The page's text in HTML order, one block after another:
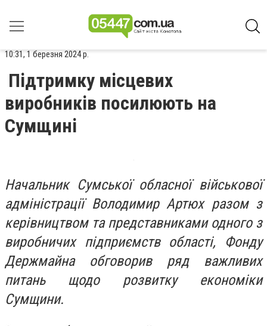
10:31, 1 березня 2024 р.
Підтримку місцевих
виробників посилюють на
Сумщині
Начальник Сумської обласної військової
адміністрації Володимир Артюх разом з
керівництвом та представниками одного з
виробничих підприємств області, Фонду
Держмайна обговорив ряд важливих
питань щодо розвитку економіки
Сумщини.